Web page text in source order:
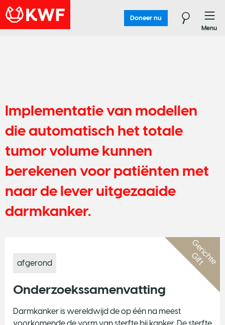
Doneer nu
Menu
Implementatie van modellen
die automatisch het totale
tumor volume kunnen
berekenen voor patiënten met
naar de lever uitgezaaide
darmkanker.
G
e
r
i
c
h
t
e
G
i
f
t
afgerond
Onderzoekssamenvatting
Darmkanker is wereldwijd de op één na meest